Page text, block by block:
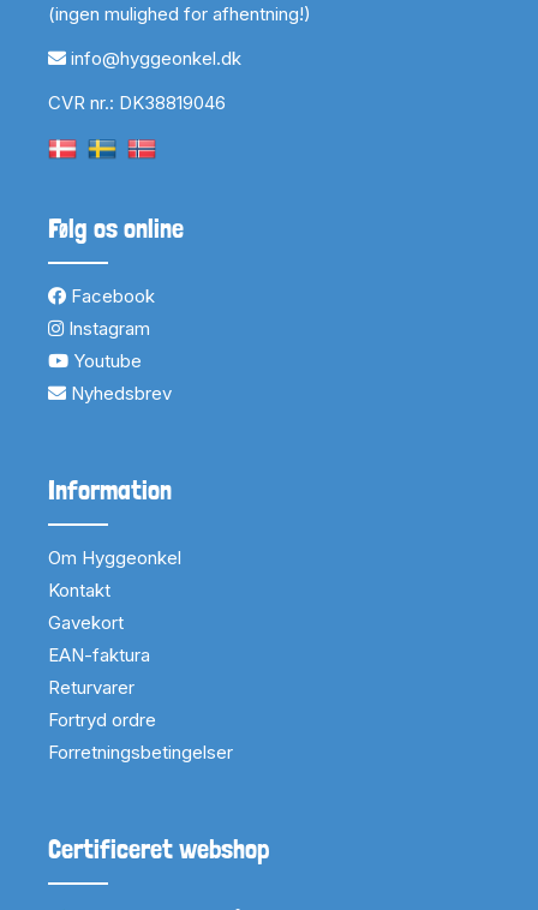
(ingen mulighed for afhentning!)
info@hyggeonkel.dk
CVR nr.: DK38819046
Følg os online
Facebook
Instagram
Youtube
Nyhedsbrev
Information
Om Hyggeonkel
Kontakt
Gavekort
EAN-faktura
Returvarer
Fortryd ordre
Forretningsbetingelser
Certificeret webshop